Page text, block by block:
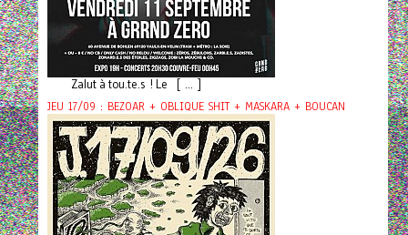
Zalut à tou.te.s ! Le [ ... ]
JEU 17/09 : BEZOAR + OBLIQUE SHIT + MASKARA + BOUCAN